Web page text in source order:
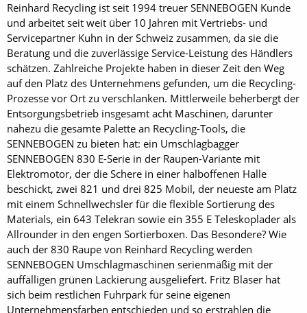
Reinhard Recycling ist seit 1994 treuer SENNEBOGEN Kunde
und arbeitet seit weit über 10 Jahren mit Vertriebs- und
Servicepartner Kuhn in der Schweiz zusammen, da sie die
Beratung und die zuverlässige Service-Leistung des Händlers
schätzen. Zahlreiche Projekte haben in dieser Zeit den Weg
auf den Platz des Unternehmens gefunden, um die Recycling-
Prozesse vor Ort zu verschlanken. Mittlerweile beherbergt der
Entsorgungsbetrieb insgesamt acht Maschinen, darunter
nahezu die gesamte Palette an Recycling-Tools, die
SENNEBOGEN zu bieten hat: ein Umschlagbagger
SENNEBOGEN 830 E-Serie in der Raupen-Variante mit
Elektromotor, der die Schere in einer halboffenen Halle
beschickt, zwei 821 und drei 825 Mobil, der neueste am Platz
mit einem Schnellwechsler für die flexible Sortierung des
Materials, ein 643 Telekran sowie ein 355 E Teleskoplader als
Allrounder in den engen Sortierboxen. Das Besondere? Wie
auch der 830 Raupe von Reinhard Recycling werden
SENNEBOGEN Umschlagmaschinen serienmäßig mit der
auffälligen grünen Lackierung ausgeliefert. Fritz Blaser hat
sich beim restlichen Fuhrpark für seine eigenen
Unternehmensfarben entschieden und so erstrahlen die